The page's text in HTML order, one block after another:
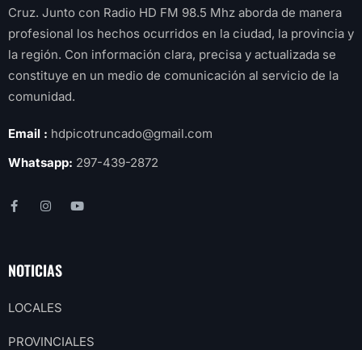
Cruz. Junto con Radio HD FM 98.5 Mhz aborda de manera
profesional los hechos ocurridos en la ciudad, la provincia y
la región. Con información clara, precisa y actualizada se
constituye en un medio de comunicación al servicio de la
comunidad.
Email : hdpicotruncado@gmail.com
Whatsapp: 297-439-2872
NOTICIAS
LOCALES
PROVINCIALES